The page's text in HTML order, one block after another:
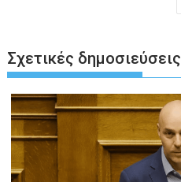
Σχετικές δημοσιεύσεις